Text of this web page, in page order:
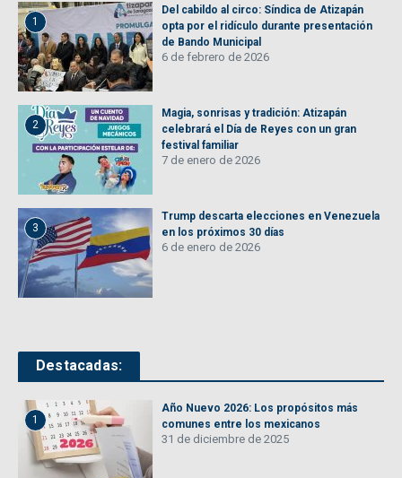
1
Del cabildo al circo: Síndica de Atizapán
opta por el ridículo durante presentación
de Bando Municipal
6 de febrero de 2026
2
Magia, sonrisas y tradición: Atizapán
celebrará el Día de Reyes con un gran
festival familiar
7 de enero de 2026
3
Trump descarta elecciones en Venezuela
en los próximos 30 días
6 de enero de 2026
Destacadas:
1
Año Nuevo 2026: Los propósitos más
comunes entre los mexicanos
31 de diciembre de 2025